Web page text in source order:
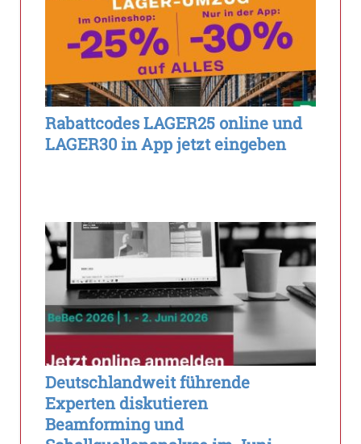
Rabattcodes LAGER25 online und
LAGER30 in App jetzt eingeben
Deutschlandweit führende
Experten diskutieren
Beamforming und